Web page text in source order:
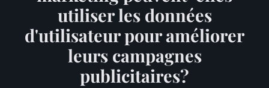
utiliser les données
d'utilisateur pour améliorer
leurs campagnes
publicitaires?